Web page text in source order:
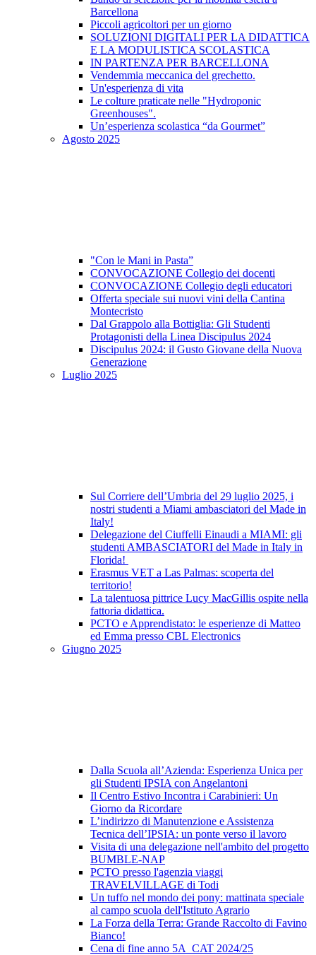
Barcellona
Piccoli agricoltori per un giorno
SOLUZIONI DIGITALI PER LA DIDATTICA
E LA MODULISTICA SCOLASTICA
IN PARTENZA PER BARCELLONA
Vendemmia meccanica del grechetto.
Un'esperienza di vita
Le colture praticate nelle "Hydroponic
Greenhouses".
Un’esperienza scolastica “da Gourmet”
Agosto 2025
"Con le Mani in Pasta”
CONVOCAZIONE Collegio dei docenti
CONVOCAZIONE Collegio degli educatori
Offerta speciale sui nuovi vini della Cantina
Montecristo
Dal Grappolo alla Bottiglia: Gli Studenti
Protagonisti della Linea Discipulus 2024
Discipulus 2024: il Gusto Giovane della Nuova
Generazione
Luglio 2025
Sul Corriere dell’Umbria del 29 luglio 2025, i
nostri studenti a Miami ambasciatori del Made in
Italy!
Delegazione del Ciuffelli Einaudi a MIAMI: gli
studenti AMBASCIATORI del Made in Italy in
Florida!
Erasmus VET a Las Palmas: scoperta del
territorio!
La talentuosa pittrice Lucy MacGillis ospite nella
fattoria didattica.
PCTO e Apprendistato: le esperienze di Matteo
ed Emma presso CBL Electronics
Giugno 2025
Dalla Scuola all’Azienda: Esperienza Unica per
gli Studenti IPSIA con Angelantoni
Il Centro Estivo Incontra i Carabinieri: Un
Giorno da Ricordare
L’indirizzo di Manutenzione e Assistenza
Tecnica dell’IPSIA: un ponte verso il lavoro
Visita di una delegazione nell'ambito del progetto
BUMBLE-NAP
PCTO presso l'agenzia viaggi
TRAVELVILLAGE di Todi
Un tuffo nel mondo dei pony: mattinata speciale
al campo scuola dell'Istituto Agrario
La Forza della Terra: Grande Raccolto di Favino
Bianco!
Cena di fine anno 5A_CAT 2024/25